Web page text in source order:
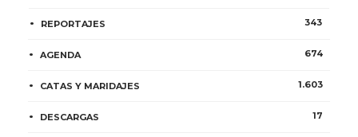
REPORTAJES 343
AGENDA 674
CATAS Y MARIDAJES 1.603
DESCARGAS 17